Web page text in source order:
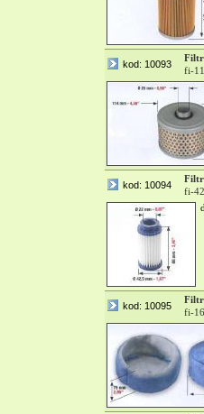
kod: 10093
Filtr
fi-
kod: 10094
Filtr
fi-
kod: 10095
Filtr
fi-